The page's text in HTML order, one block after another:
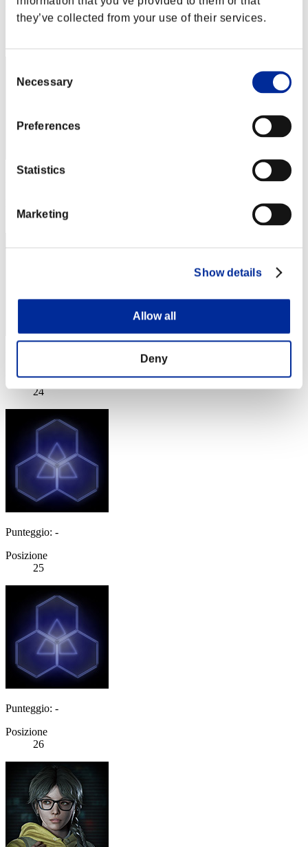
they’ve collected from your use of their services.
Selection
Necessary
Preferences
Statistics
Marketing
Show details
Allow all
Deny
Punteggio: -
Posizione
23
Posizione
24
Punteggio: -
Posizione
25
Punteggio: -
Posizione
26